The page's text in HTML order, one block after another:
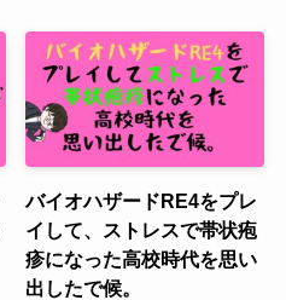
バイオハザードRE4をプレ
イして、ストレスで帯状疱
疹になった高校時代を思い
出したで候。